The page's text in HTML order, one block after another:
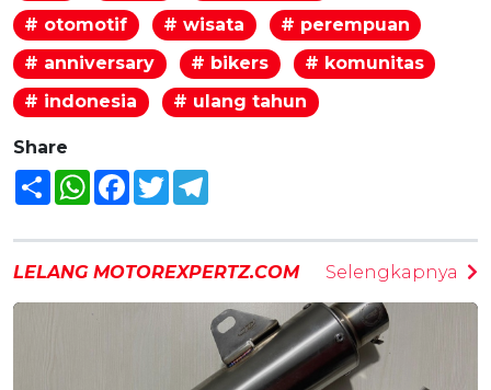
# otomotif
# wisata
# perempuan
# anniversary
# bikers
# komunitas
# indonesia
# ulang tahun
Share
Share WhatsAppFacebook
Twitter
LELANG MOTOREXPERTZ.COM Selengkapnya